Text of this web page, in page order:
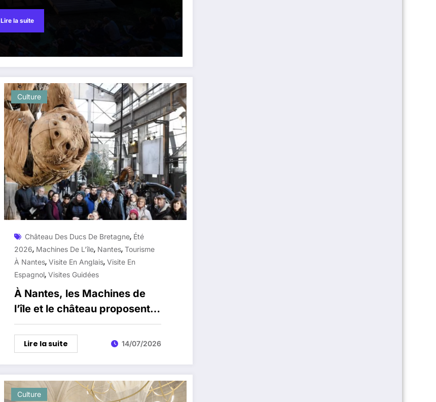
Lire la suite
Culture
Château Des Ducs De Bretagne, Été
2026, Machines De L’île, Nantes,Tourisme
À Nantes,Visite En Anglais,Visite En
Espagnol,Visites Guidées
À Nantes, les Machines de
l’île et le château proposent
des visites en anglais et en
espagnol
Lire la suite 14/07/2026
Culture